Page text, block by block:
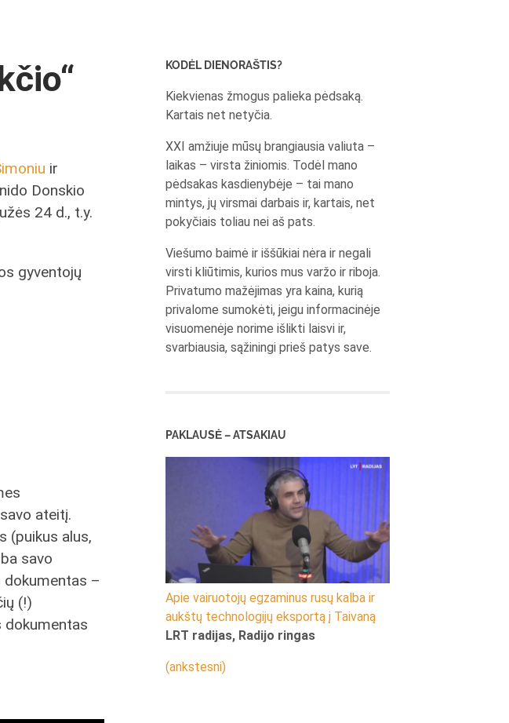
ir
Donskio
24 d., t.y.
gyventojų
ateitį.
(puikus alus,
savo
dokumentas –
(!)
dokumentas
KODĖL DIENORAŠTIS?
Kiekvienas žmogus palieka pėdsaką.
Kartais net netyčia.
XXI amžiuje mūsų brangiausia valiuta –
laikas – virsta žiniomis. Todėl mano
pėdsakas kasdienybėje – tai mano
mintys, jų virsmai darbais ir, kartais, net
pokyčiais toliau nei aš pats.
Viešumo baimė ir iššūkiai nėra ir negali
virsti kliūtimis, kurios mus varžo ir riboja.
Privatumo mažėjimas yra kaina, kurią
privalome sumokėti, jeigu informacinėje
visuomenėje norime išlikti laisvi ir,
svarbiausia, sąžiningi prieš patys save.
PAKLAUSĖ – ATSAKIAU
Apie vairuotojų egzaminus rusų kalba ir
aukštų technologijų eksportą į Taivaną
LRT radijas, Radijo ringas
(ankstesni)